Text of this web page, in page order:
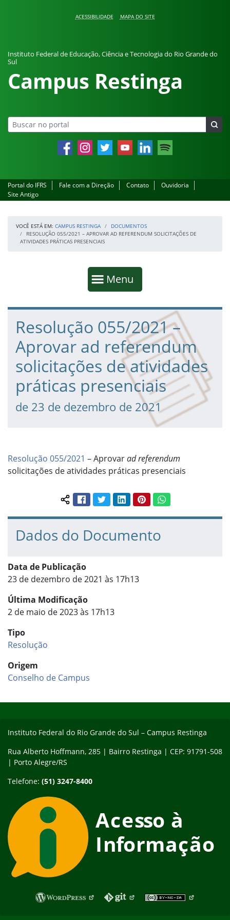
ACESSIBILIDADE MAPA DO SITE
Instituto Federal de Educação, Ciência e Tecnologia do Rio Grande do
Sul
Campus Restinga
FacebookInstagramTwitter YouTube LinkedIn Spotify
Portal do IFRS Fale com a Direção Contato
Ouvidoria
Site Antigo
VOCÊ ESTÁ EM: CAMPUS RESTINGA
DOCUMENTOS
RESOLUÇÃO 055/2021 – APROVAR AD REFERENDUM SOLICITAÇÕES DE
ATIVIDADES PRÁTICAS PRESENCIAIS
Mostrar
Menu
Fim da navegação
Início do conteúdo
Resolução 055/2021 –
Aprovar ad referendum
solicitações de atividades
práticas presenciais
de 23 de dezembro de 2021
Resolução 055/2021 – Aprovarad referendum
solicitações de atividades práticas presenciais
Compartilhar conteúdo:
FacebookTwitterLinkedInPinterestWhatsApp
Dados do Documento
Data de Publicação
23 de dezembro de 2021 às 17h13
Última Modificação
2 de maio de 2023 às 17h13
Tipo
Resolução
Origem
Conselho de Campus
Instituto Federal do Rio Grande do Sul – Campus Restinga
Rua Alberto Hoffmann, 285 | Bairro Restinga | CEP: 91791-508
| Porto Alegre/RS
Telefone: (51) 3247-8400